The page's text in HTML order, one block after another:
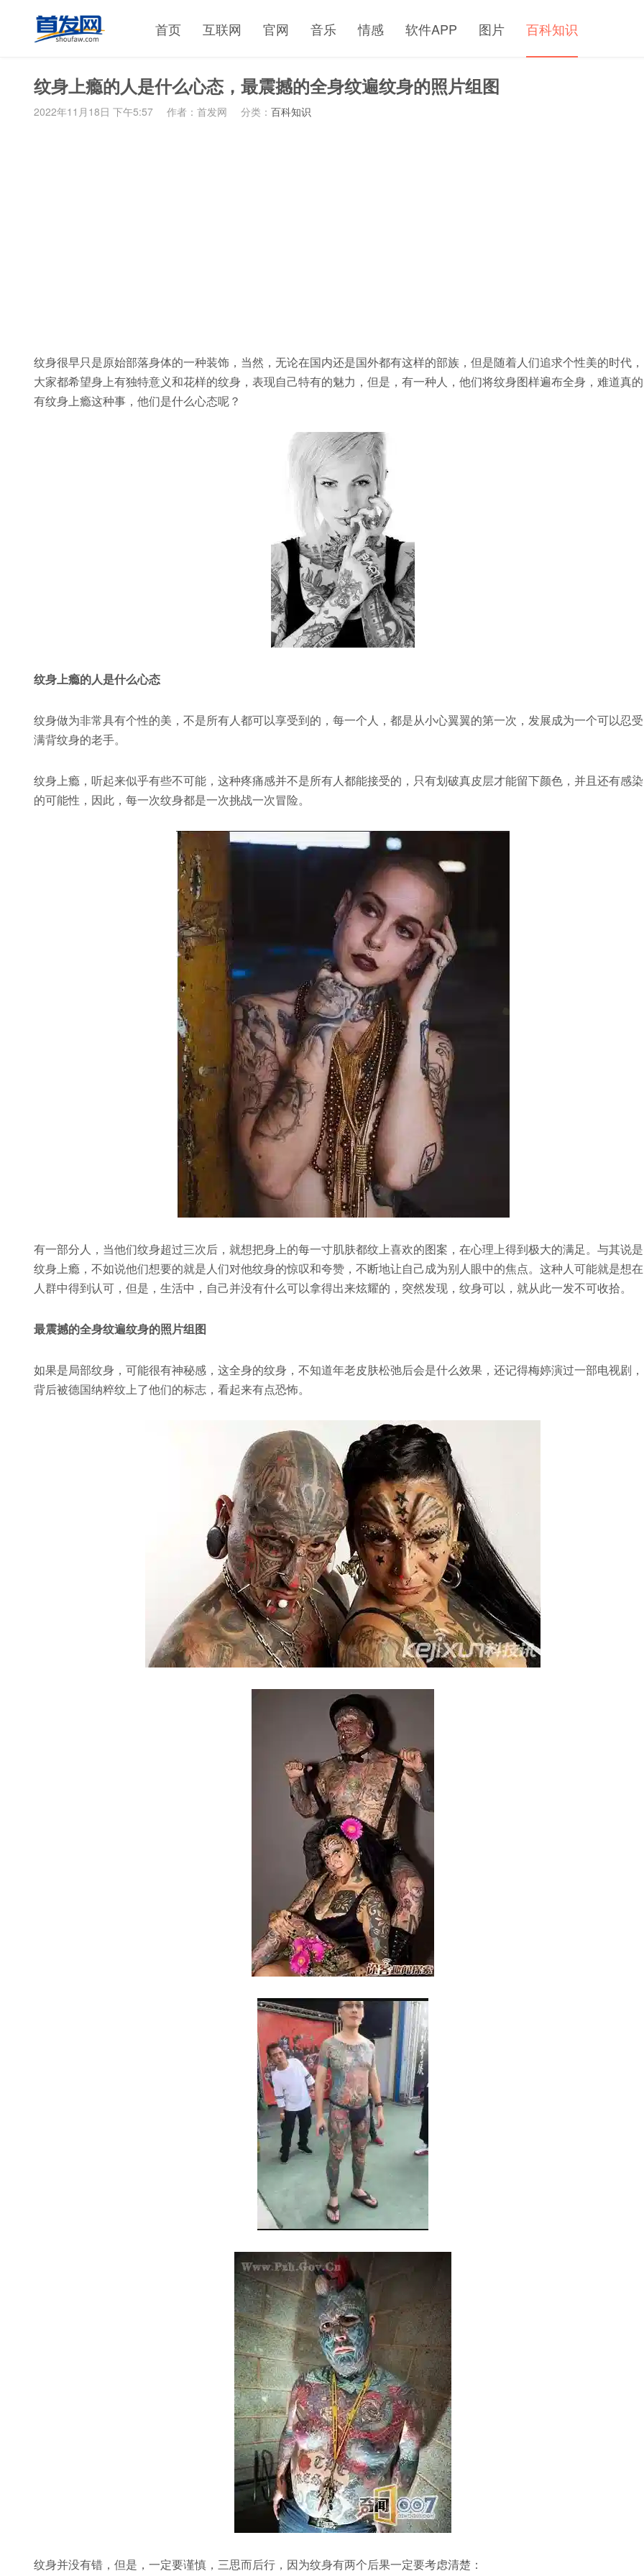
首页 互联网 官网 音乐 情感 软件APP 图片 百科知识
纹身上瘾的人是什么心态，最震撼的全身纹遍纹身的照片组图
2022年11月18日 下午5:57 作者：首发网 分类： 百科知识
纹身很早只是原始部落身体的一种装饰，当然，无论在国内还是国外都有这样的部族，但是随着人们追求个性美的时代，
大家都希望身上有独特意义和花样的纹身，表现自己特有的魅力，但是，有一种人，他们将纹身图样遍布全身，难道真的
有纹身上瘾这种事，他们是什么心态呢？
纹身上瘾的人是什么心态
纹身做为非常具有个性的美，不是所有人都可以享受到的，每一个人，都是从小心翼翼的第一次，发展成为一个可以忍受
满背纹身的老手。
纹身上瘾，听起来似乎有些不可能，这种疼痛感并不是所有人都能接受的，只有划破真皮层才能留下颜色，并且还有感染
的可能性，因此，每一次纹身都是一次挑战一次冒险。
有一部分人，当他们纹身超过三次后，就想把身上的每一寸肌肤都纹上喜欢的图案，在心理上得到极大的满足。与其说是
纹身上瘾，不如说他们想要的就是人们对他纹身的惊叹和夸赞，不断地让自己成为别人眼中的焦点。这种人可能就是想在
人群中得到认可，但是，生活中，自己并没有什么可以拿得出来炫耀的，突然发现，纹身可以，就从此一发不可收拾。
最震撼的全身纹遍纹身的照片组图
如果是局部纹身，可能很有神秘感，这全身的纹身，不知道年老皮肤松弛后会是什么效果，还记得梅婷演过一部电视剧，
背后被德国纳粹纹上了他们的标志，看起来有点恐怖。
纹身并没有错，但是，一定要谨慎，三思而后行，因为纹身有两个后果一定要考虑清楚：